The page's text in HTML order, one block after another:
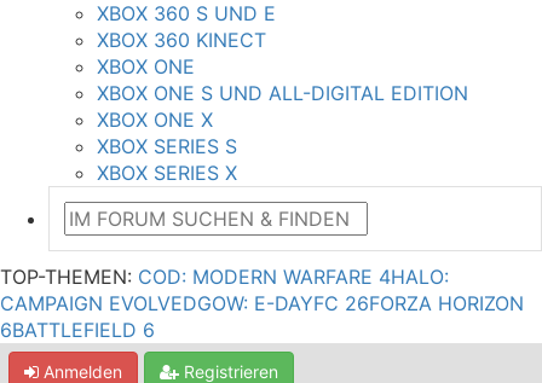
XBOX 360 S UND E
XBOX 360 KINECT
XBOX ONE
XBOX ONE S UND ALL-DIGITAL EDITION
XBOX ONE X
XBOX SERIES S
XBOX SERIES X
TOP-THEMEN: COD: MODERN WARFARE 4HALO:
CAMPAIGN EVOLVEDGOW: E-DAYFC 26FORZA HORIZON
6BATTLEFIELD 6
Anmelden Registrieren